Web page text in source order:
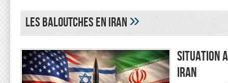
les baloutches en iran»
SITUATION
IRAN